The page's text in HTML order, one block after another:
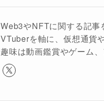
Web3やNFTに関する記事
VTuberを軸に、仮想通貨
趣味は動画鑑賞やゲーム、